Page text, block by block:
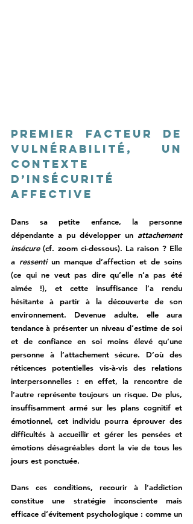
Premier facteur de
vulnérabilité, un
contexte
d’insécurité
affective
Dans sa petite enfance, la personne
dépendante a pu développer un attachement
insécure (cf. zoom ci-dessous). La raison ? Elle
a ressenti un manque d’affection et de soins
(ce qui ne veut pas dire qu’elle n’a pas été
aimée !), et cette insuffisance l’a rendu
hésitante à partir à la découverte de son
environnement. Devenue adulte, elle aura
tendance à présenter un niveau d’estime de soi
et de confiance en soi moins élevé qu’une
personne à l’attachement sécure. D’où des
réticences potentielles vis-à-vis des relations
interpersonnelles : en effet, la rencontre de
l’autre représente toujours un risque. De plus,
insuffisamment armé sur les plans cognitif et
émotionnel, cet individu pourra éprouver des
difficultés à accueillir et gérer les pensées et
émotions désagréables dont la vie de tous les
jours est ponctuée.
Dans ces conditions, recourir à l’addiction
constitue une stratégie inconsciente mais
efficace d’évitement psychologique : comme un